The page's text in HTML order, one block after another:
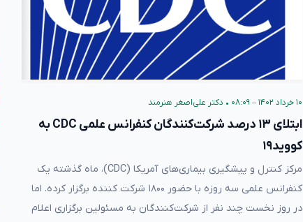
۱۰ خرداد ۱۴۰۲ – ۰۸:۰۹ • دکتر علی‌اصغر هنرمند
ابتلای ۱۳ درصد شرکت‌کنندگان کنفرانس علمی CDC به
کووید۱۹
مرکز کنترل و پیشگیری بیماری‌های آمریکا (CDC)، ماه گذشته یک
کنفرانس علمی سه ‌روزه با حضور ۱۸۰۰ شرکت کننده برگزار کرده. اما
در روز نخست چند نفر از شرکت‌کنندگان به مسئولین برگزاری اعلام